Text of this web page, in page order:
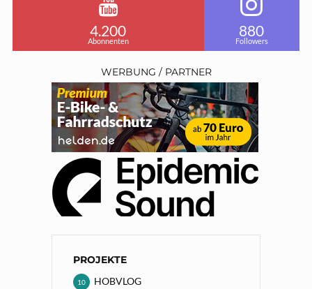
4.200
Abonnenten
880
Followers
WERBUNG / PARTNER
PROJEKTE
HOBVLOG
10